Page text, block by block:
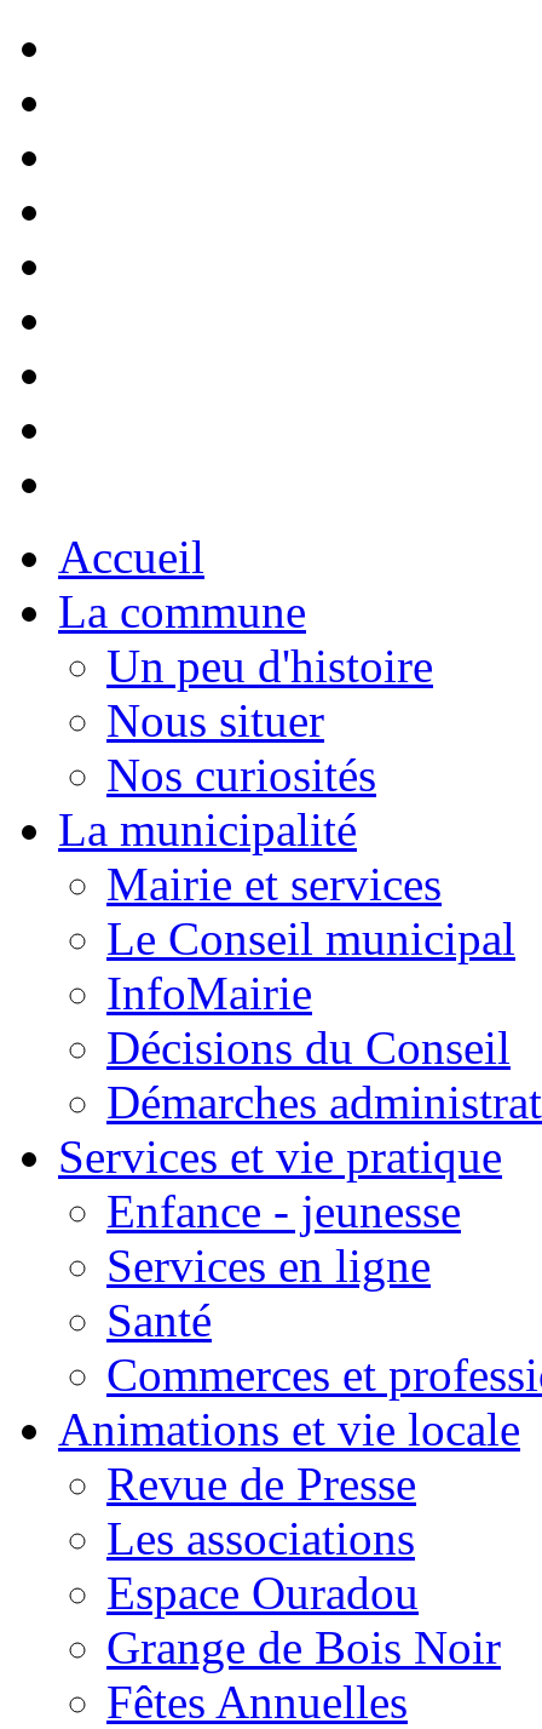
Accueil
La commune
Un peu d'histoire
Nous situer
Nos curiosités
La municipalité
Mairie et services
Le Conseil municipal
InfoMairie
Décisions du Conseil
Démarches
Services et vie pratique
Enfance - jeunesse
Services en ligne
Santé
Commerces et
Animations et vie locale
Revue de Presse
Les associations
Espace Ouradou
Grange de Bois Noir
Fêtes Annuelles